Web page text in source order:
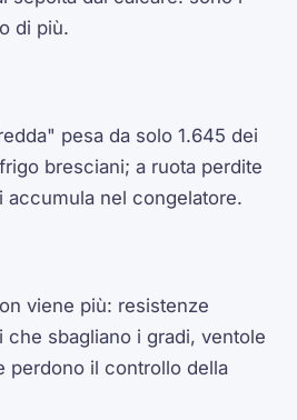
di più.
pesa da solo 1.645 dei
bresciani; a ruota perdite
accumula nel congelatore.
viene più: resistenze
che sbagliano i gradi, ventole
perdono il controllo della